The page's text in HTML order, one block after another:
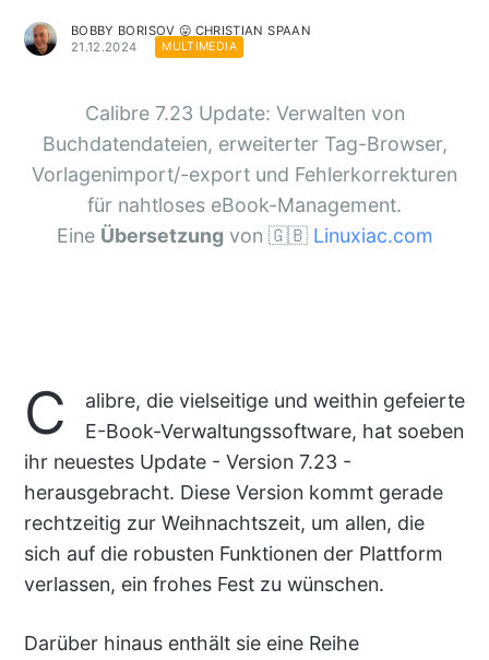
BOBBY BORISOV 😛 CHRISTIAN SPAAN
21.12.2024
MULTIMEDIA
Calibre 7.23 Update: Verwalten von
Buchdatendateien, erweiterter Tag-Browser,
Vorlagenimport/-export und Fehlerkorrekturen
für nahtloses eBook-Management.
Eine Übersetzungvon 🇬🇧 Linuxiac.com
C
alibre, die vielseitige und weithin gefeierte
E-Book-Verwaltungssoftware, hat soeben
ihr neuestes Update - Version 7.23 -
herausgebracht. Diese Version kommt gerade
rechtzeitig zur Weihnachtszeit, um allen, die
sich auf die robusten Funktionen der Plattform
verlassen, ein frohes Fest zu wünschen.
Darüber hinaus enthält sie eine Reihe